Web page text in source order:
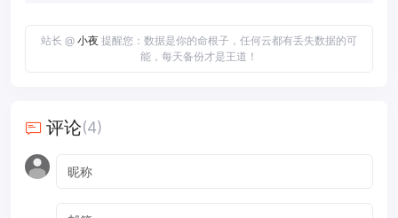
站长 @ 小夜 提醒您：数据是你的命根子，任何云都有丢失数据的可
能，每天备份才是王道！
评论(4)